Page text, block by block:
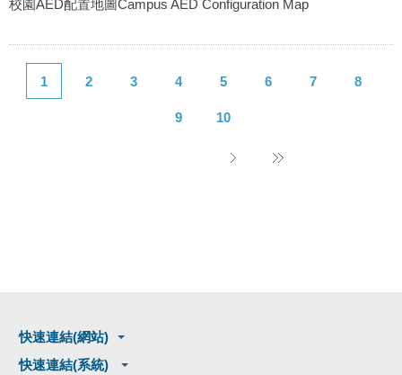
校園AED配置地圖Campus AED Configuration Map
1 2 3 4 5 6 7 8
9 10
快速連結(網站)
快速連結(系統)